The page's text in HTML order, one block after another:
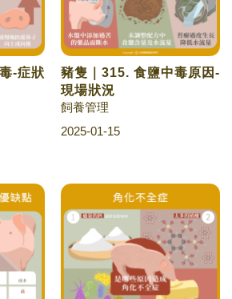
-症狀
豬隻｜315. 食鹽中毒原因-
現場狀況
飼養管理
2025-01-15